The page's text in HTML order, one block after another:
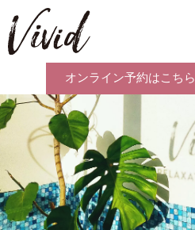
オンライン予約はこちら